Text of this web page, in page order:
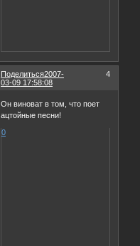
Поделиться 4
2007-
03-09 17:58:08
Он виноват в том, что поет
ацтойные песни!
0